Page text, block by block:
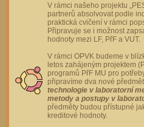
V rámci našeho projektu
partnerů absolvovat podle
praktická cvičení v rámci
Připravuje se i možnost
hodnoty mezi LF, PřF a VUT.
V rámci OPVK budeme v
letos zahájeným projektem
programů PřF MU pro
připravíme dva nové
technologie v laboratorní
metody a postupy v
předměty budou přístupné
kreditové hodnoty.